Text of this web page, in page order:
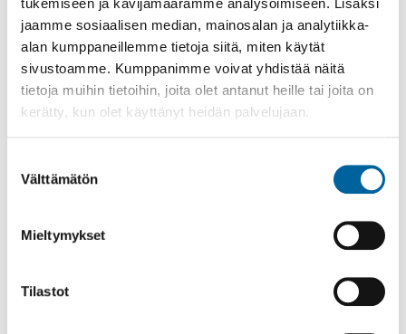
jaamme sosiaalisen median, mainosalan ja analytiikka-
alan kumppaneillemme tietoja siitä, miten käytät
sivustoamme. Kumppanimme voivat yhdistää näitä
tietoja muihin tietoihin, joita olet antanut heille tai joita on
kerätty, kun olet käyttänyt heidän palvelujaan.
valinta
Välttämätön
Mieltymykset
Tilastot
VARHAISKASVATUS
ESIOPETUSTA TÄYDENTÄVÄ TOIMINTA
LIIKKUVA PERHE IKAALISISSA
LOMAKKEET